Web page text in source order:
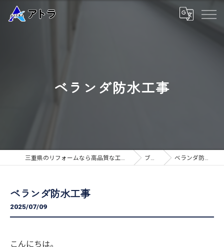
ベランダ防水工事
三重県のリフォームなら高品質な工事のアトラ ブログ ベランダ防水工事
ベランダ防水工事
2025/07/09
こんにちは。